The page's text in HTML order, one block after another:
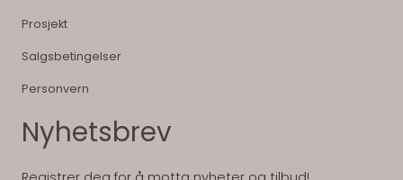
Prosjekt
Salgsbetingelser
Personvern
Nyhetsbrev